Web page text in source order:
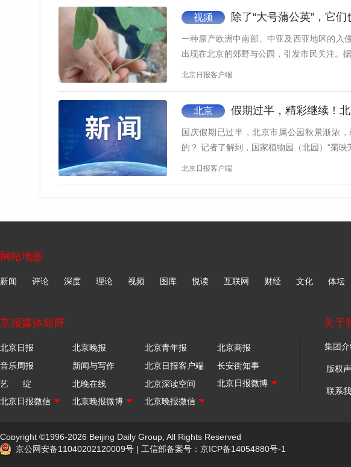
视频 除了“大号蒲公英”，它们也是入侵
一种原产欧洲中南部、中亚及西亚地区的入
出现在北京的郊野与公园，引发市民关注。
北京日报客户端
北京 假期过半，精彩继续！
国庆假期已过半，北京市属公园秋景渐浓
的？ 记者了解到，国家植物园（北园）“菊映
北京日报客户端
网站地图
新闻 评论 深度 理论 视频 图库 悦读 互联网 财经 文化 体坛
京报媒体矩阵
北京日报 北京晚报 北京青年报
北京商报
音乐周报
新闻与写作 北京日报客户端
长安街知事
艺 绽
北晚在线 北京深读空间
关于
版权
联系
Copyright ©1996-2026 Beijing Daily Group, All Rights Reserved
京公网安备11040202120009号 | 工信部备案号：京ICP备14054880号-1